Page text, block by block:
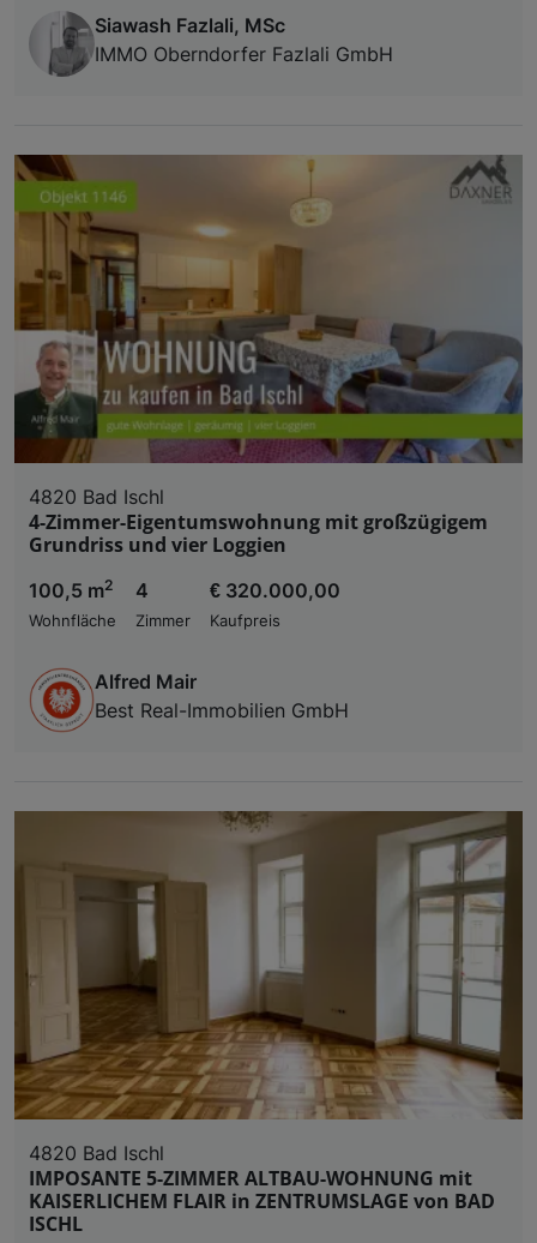
Siawash Fazlali, MSc
IMMO Oberndorfer Fazlali GmbH
4820 Bad Ischl
4-Zimmer-Eigentumswohnung mit großzügigem
Grundriss und vier Loggien
100,5 m2
Wohnfläche
4
Zimmer
€ 320.000,00
Kaufpreis
Alfred Mair
Best Real-Immobilien GmbH
4820 Bad Ischl
IMPOSANTE 5-ZIMMER ALTBAU-WOHNUNG mit
KAISERLICHEM FLAIR in ZENTRUMSLAGE von BAD
ISCHL